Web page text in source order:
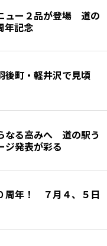
ュー２品が登場 道の
年記念
町・軽井沢で見頃
なる高みへ 道の駅う
ジ発表が彩る
周年！ ７月４、５日